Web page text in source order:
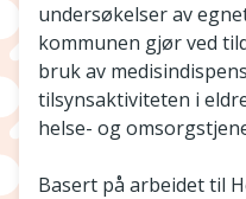
undersøkelser av
kommunen gjør ved
bruk av
tilsynsaktiviteten i
helse- og
Basert på arbeidet til